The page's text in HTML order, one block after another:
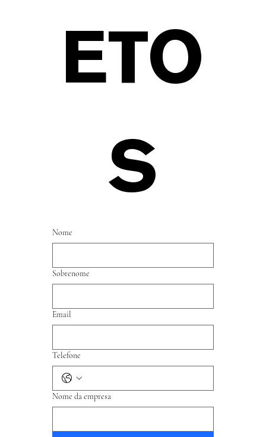
ETO
S
Nome
Sobrenome
Email
Telefone
Nome da empresa